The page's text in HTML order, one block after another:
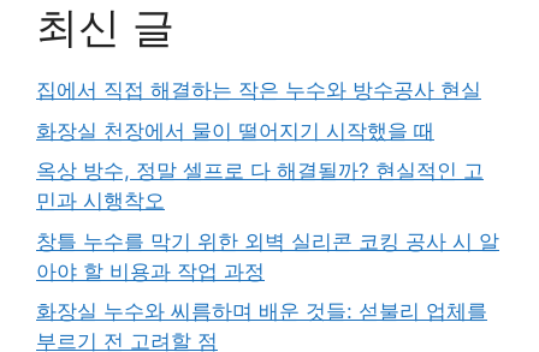
최신 글
집에서 직접 해결하는 작은 누수와 방수공사 현실
화장실 천장에서 물이 떨어지기 시작했을 때
옥상 방수, 정말 셀프로 다 해결될까? 현실적인 고
민과 시행착오
창틀 누수를 막기 위한 외벽 실리콘 코킹 공사 시 알
아야 할 비용과 작업 과정
화장실 누수와 씨름하며 배운 것들: 섣불리 업체를
부르기 전 고려할 점